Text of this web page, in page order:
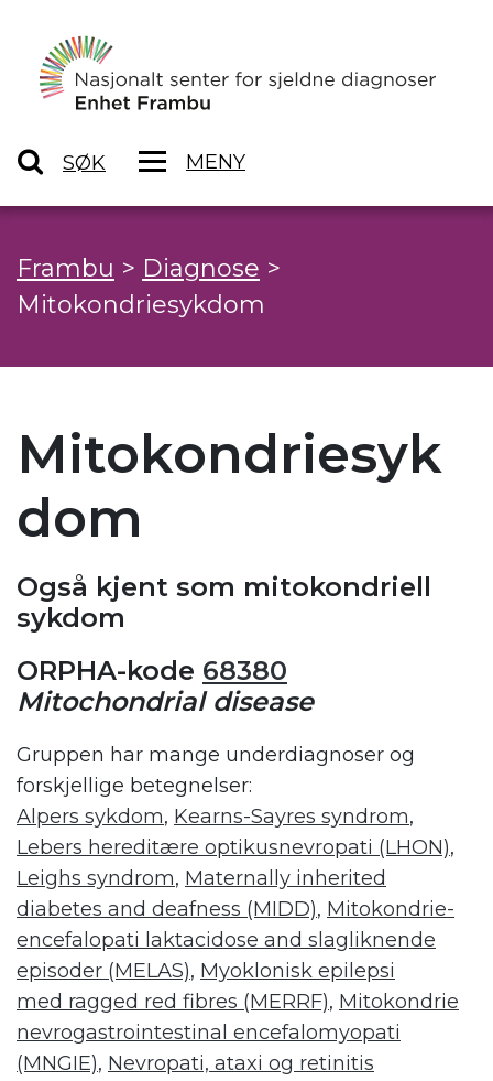
SØK MENY
Frambu > Diagnose >
Mitokondriesykdom
Mitokondriesyk
dom
Også kjent som mitokondriell
sykdom
ORPHA-kode 68380
Mitochondrial disease
Gruppen har mange underdiagnoser og
forskjellige betegnelser:
Alpers sykdom, Kearns-Sayres syndrom,
Lebers hereditære optikusnevropati (LHON),
Leighs syndrom, Maternally inherited
diabetes and deafness (MIDD), Mitokondrie-
encefalopati laktacidose and slagliknende
episoder (MELAS), Myoklonisk epilepsi
med ragged red fibres (MERRF), Mitokondrie
nevrogastrointestinal encefalomyopati
(MNGIE), Nevropati, ataxi og retinitis